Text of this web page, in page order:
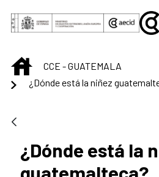
Saltar al contenido principal
INICIOCCE - GUATEMALA
¿Dónde está la niñez
¿Dónde está la